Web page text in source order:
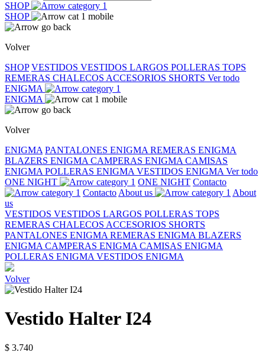
SHOP
SHOP
Volver
SHOP VESTIDOS VESTIDOS LARGOS POLLERAS TOPS
REMERAS CHALECOS ACCESORIOS SHORTS Ver todo
ENIGMA
ENIGMA
Volver
ENIGMA PANTALONES ENIGMA REMERAS ENIGMA
BLAZERS ENIGMA CAMPERAS ENIGMA CAMISAS
ENIGMA POLLERAS ENIGMA VESTIDOS ENIGMA Ver todo
ONE NIGHT
ONE NIGHT Contacto
Contacto About us
About
us
VESTIDOS VESTIDOS LARGOS POLLERAS TOPS
REMERAS CHALECOS ACCESORIOS SHORTS
PANTALONES ENIGMA REMERAS ENIGMA BLAZERS
ENIGMA CAMPERAS ENIGMA CAMISAS ENIGMA
POLLERAS ENIGMA VESTIDOS ENIGMA
Volver
Vestido Halter I24
$ 3.740